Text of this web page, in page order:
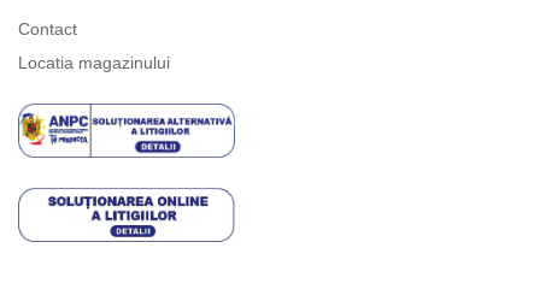
Contact
Locatia magazinului